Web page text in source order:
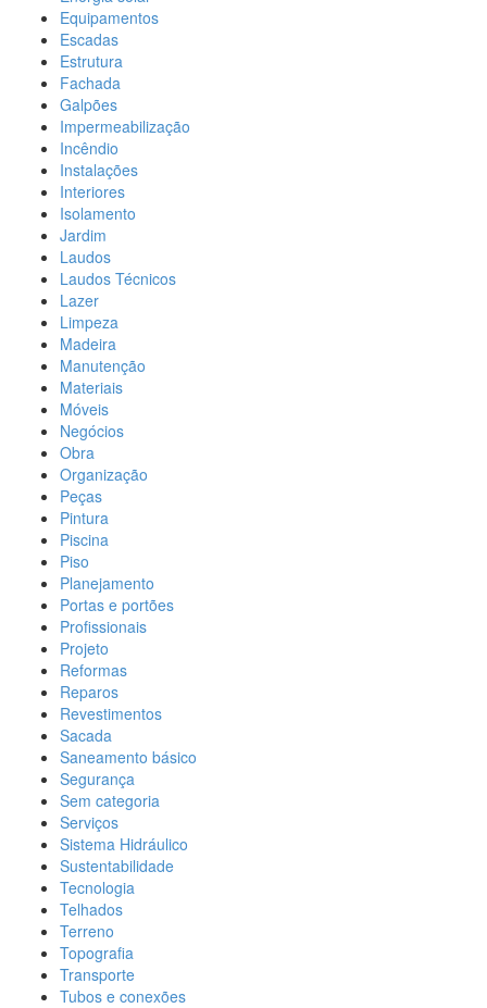
Equipamentos
Escadas
Estrutura
Fachada
Galpões
Impermeabilização
Incêndio
Instalações
Interiores
Isolamento
Jardim
Laudos
Laudos Técnicos
Lazer
Limpeza
Madeira
Manutenção
Materiais
Móveis
Negócios
Obra
Organização
Peças
Pintura
Piscina
Piso
Planejamento
Portas e portões
Profissionais
Projeto
Reformas
Reparos
Revestimentos
Sacada
Saneamento básico
Segurança
Sem categoria
Serviços
Sistema Hidráulico
Sustentabilidade
Tecnologia
Telhados
Terreno
Topografia
Transporte
Tubos e conexões